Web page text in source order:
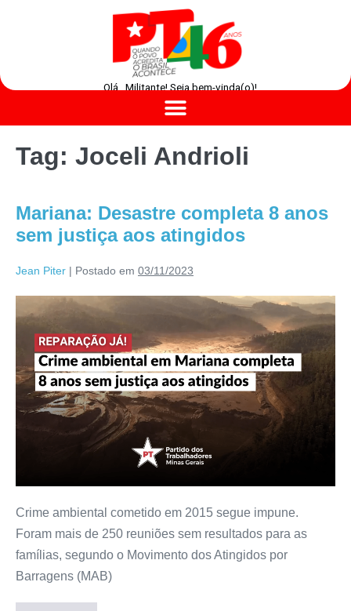
Olá , Militante! Seja bem-vinda(o)!
Tag: Joceli Andrioli
Mariana: Desastre completa 8 anos
sem justiça aos atingidos
Jean Piter | Postado em 03/11/2023
Crime ambiental cometido em 2015 segue impune.
Foram mais de 250 reuniões sem resultados para as
famílias, segundo o Movimento dos Atingidos por
Barragens (MAB)